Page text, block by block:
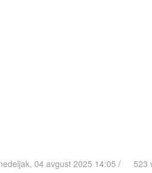
04 avgust 2025 14:05 / 523